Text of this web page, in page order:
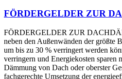
FÖRDERGELDER ZUR
FÖRDERGELDER ZUR
neben den Außenwänden der größte
um bis zu 30 % verringert werden
verringern und Energiekosten sparen
Dämmung von Dach oder oberster
fachgerechte Umsetzung der